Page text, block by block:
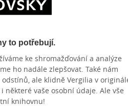
to potřebují.
ke shromažďování a analýze
ho nadále zlepšovat. Také nám
ale klidně Vergilia v
vaše osobní údaje. Ale vše
knihovnu!